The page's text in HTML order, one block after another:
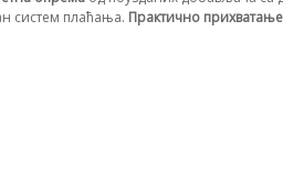
систем плаћања. Практично